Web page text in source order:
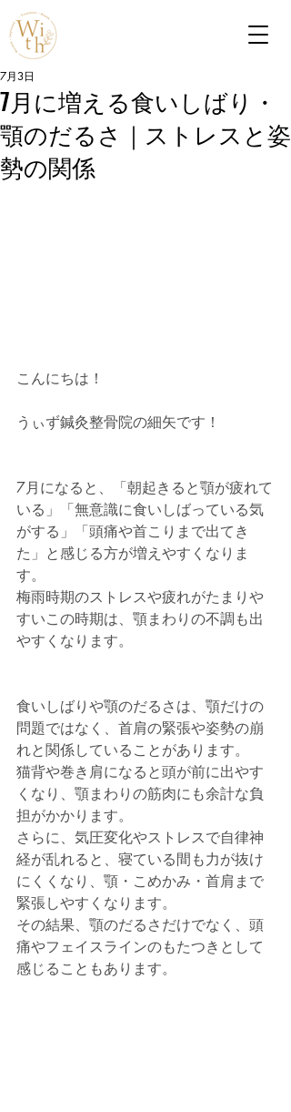
7月に増える食いしばり・
顎のだるさ｜ストレスと姿
勢の関係
7月3日
こんにちは！
うぃず鍼灸整骨院の細矢です！
7月になると、「朝起きると顎が疲れて
いる」「無意識に食いしばっている気
がする」「頭痛や首こりまで出てき
た」と感じる方が増えやすくなりま
す。
梅雨時期のストレスや疲れがたまりや
すいこの時期は、顎まわりの不調も出
やすくなります。
食いしばりや顎のだるさは、顎だけの
問題ではなく、首肩の緊張や姿勢の崩
れと関係していることがあります。
猫背や巻き肩になると頭が前に出やす
くなり、顎まわりの筋肉にも余計な負
担がかかります。
さらに、気圧変化やストレスで自律神
経が乱れると、寝ている間も力が抜け
にくくなり、顎・こめかみ・首肩まで
緊張しやすくなります。
その結果、顎のだるさだけでなく、頭
痛やフェイスラインのもたつきとして
感じることもあります。